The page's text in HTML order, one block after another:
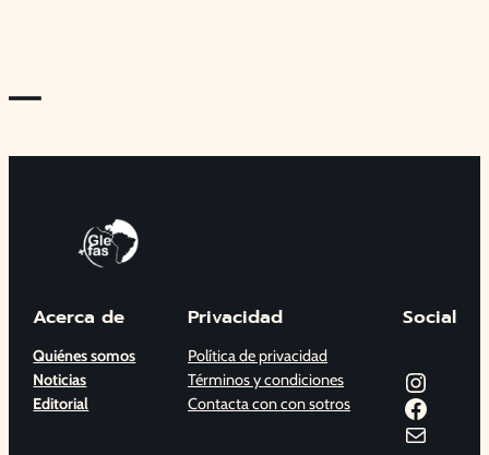
—
Acerca de
Quiénes somos
Noticias
Editorial
Privacidad
Política de privacidad
Términos y condiciones
Contacta con con sotros
Social
Instagram
Facebook
Correo electrónico